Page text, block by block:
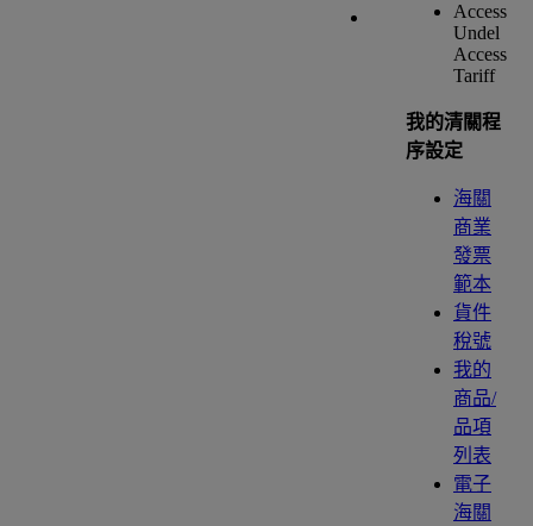
Access
Undel
Access
Tariff
我的清關程
序設定
海關
商業
發票
範本
貨件
稅號
我的
商品/
品項
列表
電子
海關